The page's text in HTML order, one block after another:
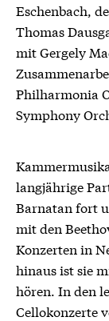
Eschenbach,
Thomas
mit Gergely
Philharmonia
Symphony
langjährige
Barnatan fort
mit den
Konzerten in
hinaus ist sie
hören. In den
Cellokonzerte